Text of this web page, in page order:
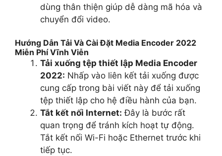
dùng thân thiện giúp dễ dàng mã hóa và
chuyển đổi video.
Hướng Dẫn Tải Và Cài Đặt Media Encoder 2022
Miễn Phí Vĩnh Viễn
Tải xuống tệp thiết lập Media Encoder
2022: Nhấp vào liên kết tải xuống được
cung cấp trong bài viết này để tải xuống
tệp thiết lập cho hệ điều hành của bạn.
Tắt kết nối Internet: Đây là bước rất
quan trọng để tránh kích hoạt tự động.
Tắt kết nối Wi-Fi hoặc Ethernet trước khi
tiếp tục.